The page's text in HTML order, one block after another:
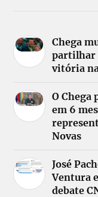
Chega
partilhar
vitória
O Chega
em 6
Novas
José
Ventura
debate